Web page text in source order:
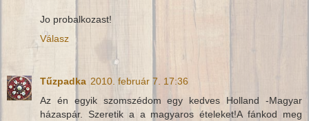
Jo probalkozast!
Válasz
Tűzpadka 2010. február 7. 17:36
Az én egyik szomszédom egy kedves Holland -Magyar
házaspár. Szeretik a a magyaros ételeket!A fánkod meg